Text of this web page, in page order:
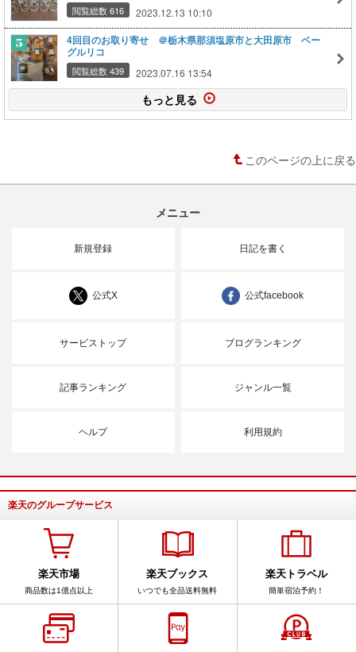
閲覧総数 616 2023.12.13 10:10
4回目のお取り寄せ ＠栃木県那須塩原市と大田原市 ベー
グルリコ
閲覧総数 439 2023.07.16 13:54
もっと見る
このページの上に戻る
メニュー
新規登録 日記を書く
公式X 公式facebook
サービストップ ブログランキング
記事ランキング ジャンル一覧
ヘルプ 利用規約
楽天のグループサービス
楽天市場
商品数は1億点以上
楽天ブックス
いつでも全品送料無料
楽天トラベル
簡単宿泊予約！